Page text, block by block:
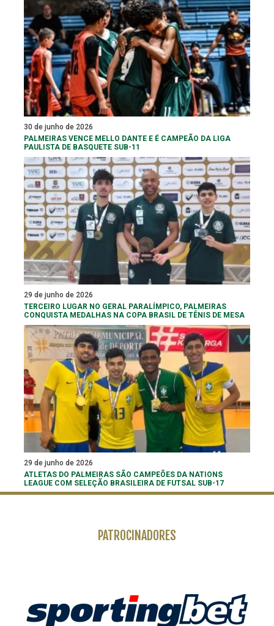
30 de junho de 2026
PALMEIRAS VENCE MELLO DANTE E É CAMPEÃO DA LIGA
PAULISTA DE BASQUETE SUB-11
29 de junho de 2026
TERCEIRO LUGAR NO GERAL PARALÍMPICO, PALMEIRAS
CONQUISTA MEDALHAS NA COPA BRASIL DE TÊNIS DE MESA
29 de junho de 2026
ATLETAS DO PALMEIRAS SÃO CAMPEÕES DA NATIONS
LEAGUE COM SELEÇÃO BRASILEIRA DE FUTSAL SUB-17
PATROCINADORES